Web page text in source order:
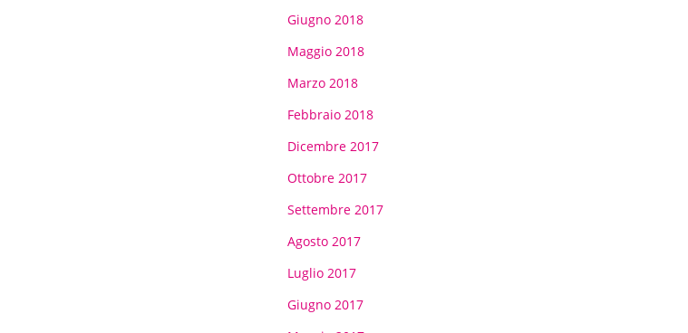
Giugno 2018
Maggio 2018
Marzo 2018
Febbraio 2018
Dicembre 2017
Ottobre 2017
Settembre 2017
Agosto 2017
Luglio 2017
Giugno 2017